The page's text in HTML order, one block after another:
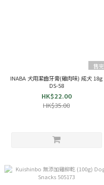
售完
INABA 犬用潔齒牙膏(雞肉味) 成犬 18g
DS-58
HK$22.00
HK$35.00